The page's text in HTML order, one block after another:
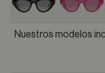
Nuestros modelos